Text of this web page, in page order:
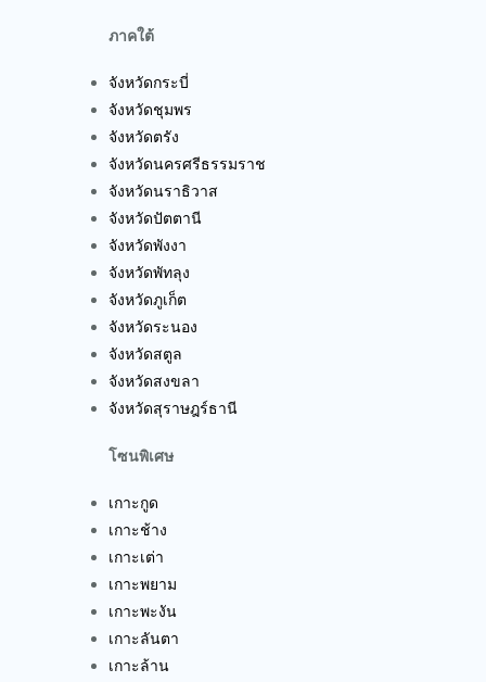
ภาคใต้
จังหวัดกระบี่
จังหวัดชุมพร
จังหวัดตรัง
จังหวัดนครศรีธรรมราช
จังหวัดนราธิวาส
จังหวัดปัตตานี
จังหวัดพังงา
จังหวัดพัทลุง
จังหวัดภูเก็ต
จังหวัดระนอง
จังหวัดสตูล
จังหวัดสงขลา
จังหวัดสุราษฎร์ธานี
โซนพิเศษ
เกาะกูด
เกาะช้าง
เกาะเต่า
เกาะพยาม
เกาะพะงัน
เกาะลันตา
เกาะล้าน